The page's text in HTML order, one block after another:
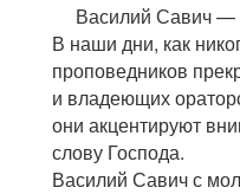
Василий Савич —
В наши дни, как
проповедников
и владеющих
они акцентируют
слову Господа.
Василий Савич с